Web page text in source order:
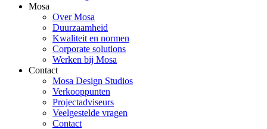
Mosa
Over Mosa
Duurzaamheid
Kwaliteit en normen
Corporate solutions
Werken bij Mosa
Contact
Mosa Design Studios
Verkooppunten
Projectadviseurs
Veelgestelde vragen
Contact